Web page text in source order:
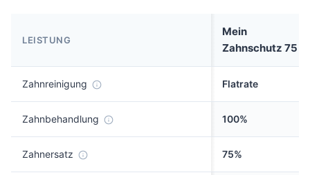
LEISTUNG
Mein
Zahnschutz 75
Zahnreinigung Flatrate
Zahnbehandlung 100%
Zahnersatz 75%